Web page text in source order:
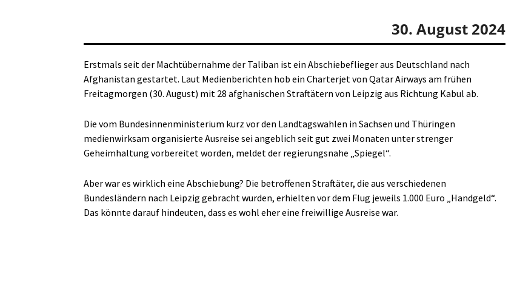
30. August 2024
Erstmals seit der Machtübernahme der Taliban ist ein Abschiebeflieger aus Deutschland nach
Afghanistan gestartet. Laut Medienberichten hob ein Charterjet von Qatar Airways am frühen
Freitagmorgen (30. August) mit 28 afghanischen Straftätern von Leipzig aus Richtung Kabul ab.
Die vom Bundesinnenministerium kurz vor den Landtagswahlen in Sachsen und Thüringen
medienwirksam organisierte Ausreise sei angeblich seit gut zwei Monaten unter strenger
Geheimhaltung vorbereitet worden, meldet der regierungsnahe „Spiegel“.
Aber war es wirklich eine Abschiebung? Die betroffenen Straftäter, die aus verschiedenen
Bundesländern nach Leipzig gebracht wurden, erhielten vor dem Flug jeweils 1.000 Euro „Handgeld“.
Das könnte darauf hindeuten, dass es wohl eher eine freiwillige Ausreise war.